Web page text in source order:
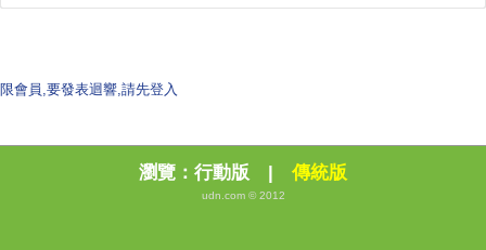
限會員,要發表迴響,請先登入
瀏覽： 行動版 | 傳統版
udn.com © 2012